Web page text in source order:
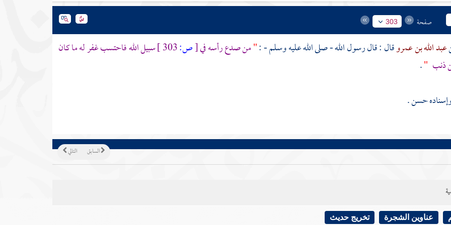
صفحة 303
عبد الله بن عمروقال : قال رسول الله - صلى الله عليه وسلم - :"من صدع رأسه في[ص:
سبيل الله فاحتسب غفر له ما كان
ذنب "
.
حسن .
التالي السابق
عناوين الشجرة تخريج حديث